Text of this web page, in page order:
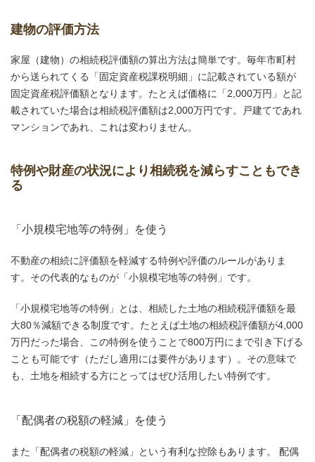
建物の評価方法
家屋（建物）の相続税評価額の算出方法は簡単です。毎年市町村
から送られてくる「固定資産税課税明細」に記載されている額が
固定資産税評価額となります。たとえば価格に「2,000万円」と記
載されていた場合は相続税評価額は2,000万円です。戸建てであれ
マンションであれ、これは変わりません。
特例や財産の状況により相続税を減らすこともでき
る
「小規模宅地等の特例」を使う
不動産の相続に評価額を軽減する特例や評価のルールがありま
す。その代表的なものが「小規模宅地等の特例」です。
「小規模宅地等の特例」とは、相続した土地の相続税評価額を最
大80％減額できる制度です。たとえば土地の相続税評価額が4,000
万円だった場合、この特例を使うことで800万円にまで引き下げる
ことも可能です（ただし適用には要件があります）。その意味で
も、土地を相続する方にとってはぜひ活用したい特例です。
「配偶者の税額の軽減」を使う
また「配偶者の税額の軽減」という有利な控除もあります。 配偶